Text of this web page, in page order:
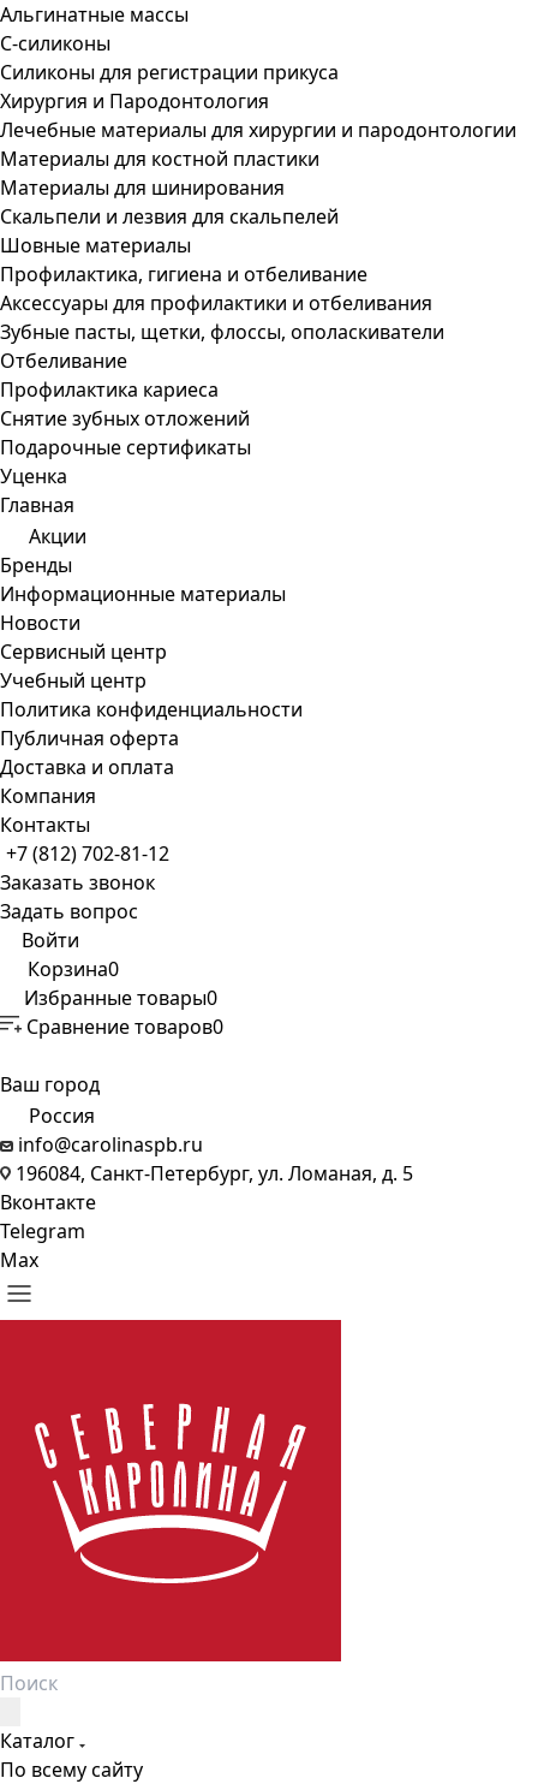
Альгинатные массы
С-силиконы
Силиконы для регистрации прикуса
Хирургия и Пародонтология
Лечебные материалы для хирургии и пародонтологии
Материалы для костной пластики
Материалы для шинирования
Скальпели и лезвия для скальпелей
Шовные материалы
Профилактика, гигиена и отбеливание
Аксессуары для профилактики и отбеливания
Зубные пасты, щетки, флоссы, ополаскиватели
Отбеливание
Профилактика кариеса
Снятие зубных отложений
Подарочные сертификаты
Уценка
Главная
Акции
Бренды
Информационные материалы
Новости
Сервисный центр
Учебный центр
Политика конфиденциальности
Публичная оферта
Доставка и оплата
Компания
Контакты
+7 (812) 702-81-12
Заказать звонок
Задать вопрос
Войти
Корзина0
Избранные товары0
Сравнение товаров0
Ваш город
Россия
info@carolinaspb.ru
196084, Санкт-Петербург, ул. Ломаная, д. 5
Вконтакте
Telegram
Max
Каталог
По всему сайту